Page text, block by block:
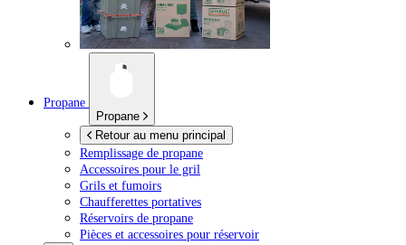
Propane
Propane
Retour au menu principal
Remplissage de propane
Accessoires pour le gril
Grils et fumoirs
Chaufferettes portatives
Réservoirs de propane
Pièces et accessoires pour réservoir